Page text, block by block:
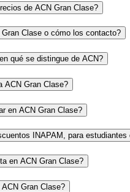
de ACN Gran Clase?
Clase o cómo los contacto?
qué se distingue de ACN?
ACN Gran Clase?
en ACN Gran Clase?
INAPAM, para estudiantes
en ACN Gran Clase?
Gran Clase?